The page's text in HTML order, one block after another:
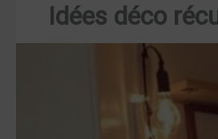
Idées déco